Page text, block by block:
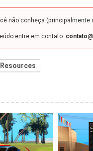
não conheça (principalmente
entre em contato: